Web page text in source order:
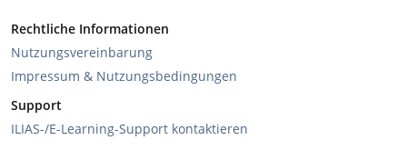
Rechtliche Informationen
Nutzungsvereinbarung
Impressum & Nutzungsbedingungen
Support
ILIAS-/E-Learning-Support kontaktieren